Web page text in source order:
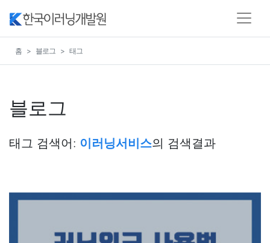
홈 블로그 태그
블로그
태그 검색어: 이러닝서비스의 검색결과